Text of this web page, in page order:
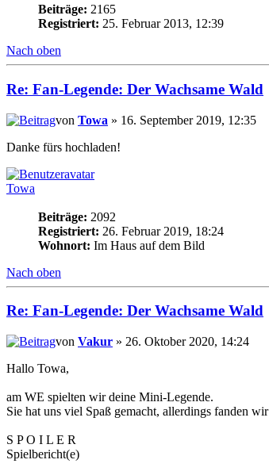
Beiträge: 2165
Registriert: 25. Februar 2013, 12:39
Nach oben
Re: Fan-Legende: Der Wachsame Wald
von Towa » 16. September 2019, 12:35
Danke fürs hochladen!
Towa
Beiträge: 2092
Registriert: 26. Februar 2019, 18:24
Wohnort: Im Haus auf dem Bild
Nach oben
Re: Fan-Legende: Der Wachsame Wald
von Vakur » 26. Oktober 2020, 14:24
Hallo Towa,
am WE spielten wir deine Mini-Legende.
Sie hat uns viel Spaß gemacht, allerdings fanden
S P O I L E R
Spielbericht(e)